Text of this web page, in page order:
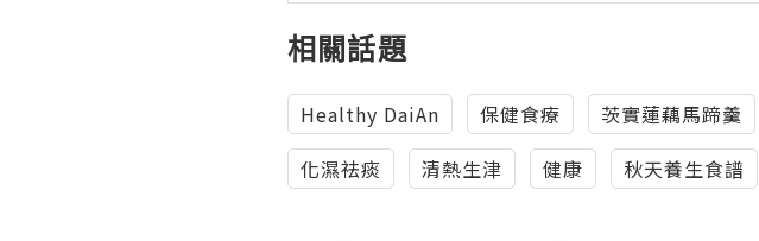
相關話題
Healthy DaiAn 保健食療 茨實蓮藕馬蹄羹
化濕祛痰
清熱生津 健康 秋天養生食譜